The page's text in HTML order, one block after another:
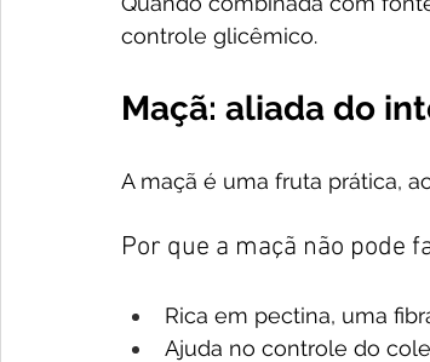
controle glicêmico.
Maçã: aliada do
A maçã é uma fruta prática,
Por que a maçã não pode
Rica em pectina, uma
Ajuda no controle do